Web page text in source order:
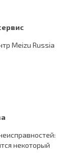
Meizu Russia
некоторый